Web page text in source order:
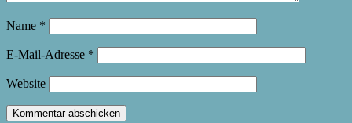
Name *
E-Mail-Adresse *
Website